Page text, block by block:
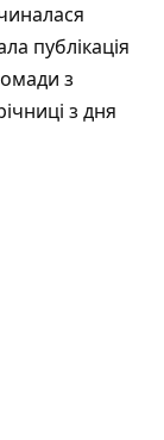
публікація
з
з дня